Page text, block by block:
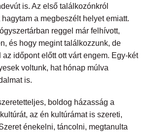
is. Az első találkozónkról
a megbeszélt helyet emiatt.
reggel már felhívott,
és hogy megint találkozzunk, de
időpont előtt ott várt engem. Egy-két
voltunk, hat hónap múlva
is.
boldog házasság a
az én kultúrámat is szereti,
énekelni, táncolni, megtanulta